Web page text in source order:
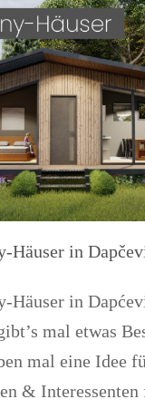
Häuser in
Häuser in
mal etwas
mal eine Idee
& Interessenten